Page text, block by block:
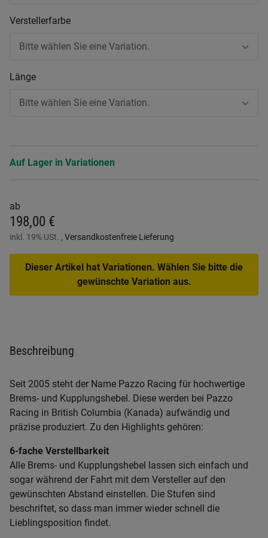
Verstellerfarbe
Bitte wählen Sie eine Variation.
Länge
Bitte wählen Sie eine Variation.
Auf Lager in Variationen
ab
198,00 €
inkl. 19% USt. , Versandkostenfreie Lieferung
Dieser Artikel hat Variationen. Wählen Sie bitte die
gewünschte Variation aus.
Beschreibung
Seit 2005 steht der Name Pazzo Racing für hochwertige
Brems- und Kupplungshebel. Diese werden bei Pazzo
Racing in British Columbia (Kanada) aufwändig und
präzise produziert. Zu den Highlights gehören:
6-fache Verstellbarkeit
Alle Brems- und Kupplungshebel lassen sich einfach und
sogar während der Fahrt mit dem Versteller auf den
gewünschten Abstand einstellen. Die Stufen sind
beschriftet, so dass man immer wieder schnell die
Lieblingsposition findet.